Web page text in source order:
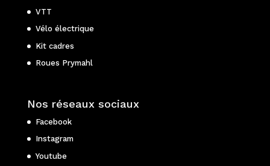
VTT
Vélo électrique
Kit cadres
Roues Prymahl
Nos réseaux sociaux
Facebook
Instagram
Youtube